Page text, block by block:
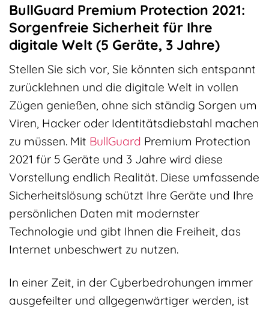
BullGuard Premium Protection 2021:
Sorgenfreie Sicherheit für Ihre
digitale Welt (5 Geräte, 3 Jahre)
Stellen Sie sich vor, Sie könnten sich entspannt
zurücklehnen und die digitale Welt in vollen
Zügen genießen, ohne sich ständig Sorgen um
Viren, Hacker oder Identitätsdiebstahl machen
zu müssen. Mit BullGuard Premium Protection
2021 für 5 Geräte und 3 Jahre wird diese
Vorstellung endlich Realität. Diese umfassende
Sicherheitslösung schützt Ihre Geräte und Ihre
persönlichen Daten mit modernster
Technologie und gibt Ihnen die Freiheit, das
Internet unbeschwert zu nutzen.
In einer Zeit, in der Cyberbedrohungen immer
ausgefeilter und allgegenwärtiger werden, ist